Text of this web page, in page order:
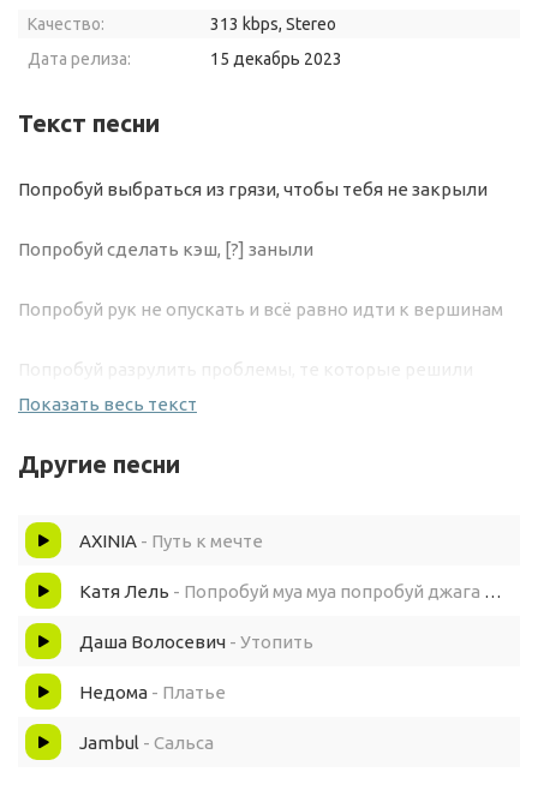
Качество:
313 kbps, Stereo
Дата релиза:
15 декабрь 2023
Текст песни
Попробуй выбраться из грязи, чтобы тебя не закрыли
Попробуй сделать кэш, [?] заныли
Попробуй рук не опускать и всё равно идти к вершинам
Попробуй разрулить проблемы, те которые решили
На отходах с кокоса мне без ксана всё пиздец паршиво
Попробуй эту суку, мы ебали её
Да, но эта bitch ебётся живо
Попробуй деньги на вкус, два мульта в моём кармане
Показать весь текст
Другие песни
AXINIA - Путь к мечте
Катя Лель - Попробуй муа муа попробуй джага джага (speed up remix)
Даша Волосевич - Утопить
Недома - Платье
Jambul - Сальса